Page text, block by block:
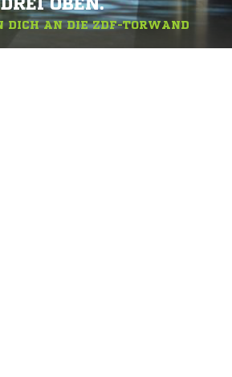
DREI OBEN.
DICH AN DIE ZDF-TORWAND